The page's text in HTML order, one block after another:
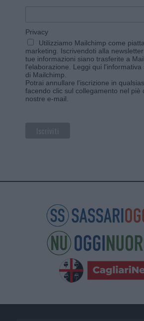
Privacy
Utilizziamo Mailchimp come
marketing. Iscrivendoti alla
tue informazioni siano trasferite a
l'elaborazione. Leggi qui l'informativa
di Mailchimp
Potrai annullare l'iscrizione in
facendo clic sul collegamento nel piè
nostre e-mail.